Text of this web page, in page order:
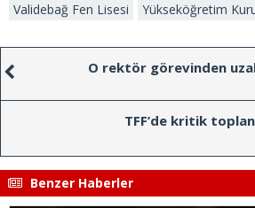
Validebağ Fen Lisesi
Yükseköğretim
O rektör görevinden
TFF’de kritik
Benzer Haberler